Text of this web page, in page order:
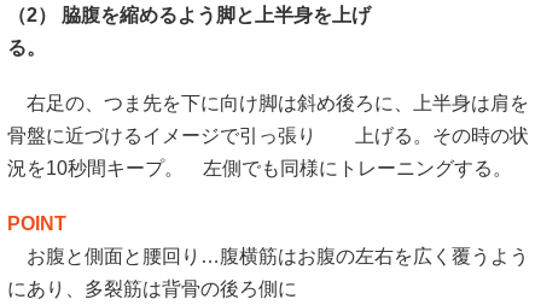
（2） 脇腹を縮めるよう脚と上半身を上げ
る
右足の、つま先を下に向け脚は斜め後ろに、上半身は肩を
骨盤に近づけるイメージで引っ張り 上げる。その時の状
況を10秒間キープ。 左側でも同様にトレーニングする。
POINT
お腹と側面と腰回り…腹横筋はお腹の左右を広く覆うよう
にあり、多裂筋は背骨の後ろ側に